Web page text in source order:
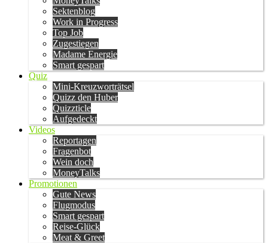
Sektenblog
Work in Progress
Top Job
Zugestiegen
Madame Energie
Smart gespart
Quiz
Mini-Kreuzworträtsel
Quizz den Huber
Quizzticle
Aufgedeckt
Videos
Reportagen
Fragenbot
Wein doch
MoneyTalks
Promotionen
Gute News
Flugmodus
Smart gespart
Reise-Glück
Meat & Greet